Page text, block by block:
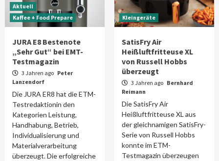
Aktuell
Kaffee + Food Prepare
JURA E8 Bestenote
„Sehr Gut“ bei EMT-
Testmagazin
3 Jahren ago Peter
Lanzendorf
Die JURA ER8 hat die ETM-
Testredaktionin den
Kategorien Leistung,
Handhabung, Betrieb,
Individualisierung und
Materialverarbeitung
überzeugt. Die erfolgreiche
Kleingeräte
SatisFry Air
Heißluftfritteuse XL
von Russell Hobbs
überzeugt
3 Jahren ago Bernhard
Reimann
Die SatisFry Air
Heißluftfritteuse XL aus
der gleichnamigen SatisFry-
Serie von Russell Hobbs
konnte im ETM-
Testmagazin überzeugen